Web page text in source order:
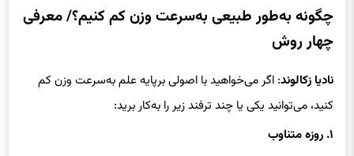
چهار روش
نادیا زکالوند
کنید، می‌توانید یکی یا چند ترفند زیر را به‌کار برید:
۱. روزه متناوب
بررسی‌ها نشان داده برخی از انواع روزه‌ها -در مدت زمان حداکثر